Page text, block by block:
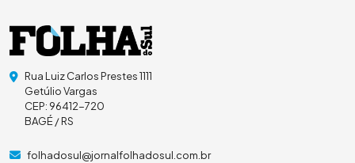
Rua Luiz Carlos Prestes 1111
Getúlio Vargas
CEP: 96412-720
BAGÉ / RS
folhadosul@jornalfolhadosul.com.br